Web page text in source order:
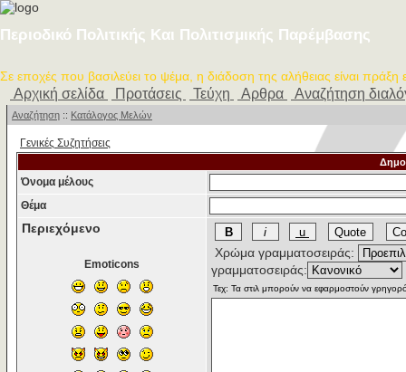
Περιοδικό Πολιτικής Και Πολιτισμικής Παρέμβασης
Σε εποχές που βασιλεύει το ψέμα, η διάδοση της αλήθειας είναι πράξη
Αρχική σελίδα Προτάσεις Τεύχη Αρθρα Αναζήτηση
Αναζήτηση :: Κατάλογος Μελών
Γενικές Συζητήσεις
Όνομα μέλους
Θέμα
Περιεχόμενο
Emoticons
Χρώμα γραμματοσειράς:
γραμματοσειράς: